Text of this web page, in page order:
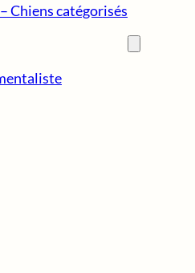
Chiens catégorisés